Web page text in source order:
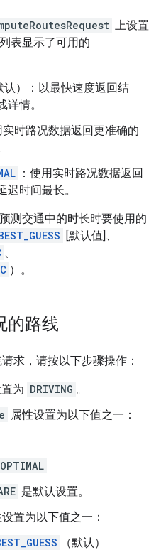
上设置
表显示了可用的
认）：以最快速度返回结
情。
实时路况数据返回更准确的
：使用实时路况数据返回
时间最长。
测交通中的时长时要使用的
[默认值]、
、
）。
的路线
求，请按以下步骤操作：
为 DRIVING 。
属性设置为以下值之一：
是默认设置。
置为以下值之一：
（默认）